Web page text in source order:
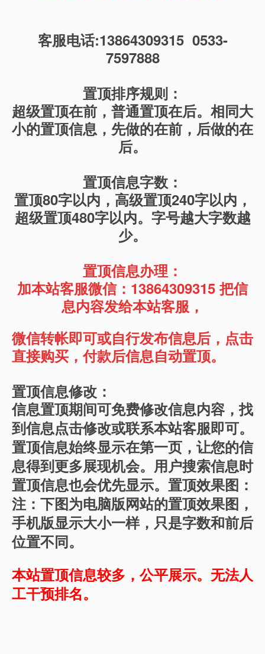
客服电话:13864309315 0533-
7597888
置顶排序规则：
超级置顶在前，普通置顶在后。相同大
小的置顶信息，先做的在前，后做的在
后。
置顶信息字数：
置顶80字以内，高级置顶240字以内，
超级置顶480字以内。字号越大字数越
少。
置顶信息办理：
加本站客服微信：13864309315 把信
息内容发给本站客服，
微信转帐即可或自行发布信息后，点击
直接购买，付款后信息自动置顶。
置顶信息修改：
信息置顶期间可免费修改信息内容，找
到信息点击修改或联系本站客服即可。
置顶信息始终显示在第一页，让您的信
息得到更多展现机会。用户搜索信息时
置顶信息也会优先显示。置顶效果图：
注：下图为电脑版网站的置顶效果图，
手机版显示大小一样，只是字数和前后
位置不同。
本站置顶信息较多，公平展示。无法人
工干预排名。